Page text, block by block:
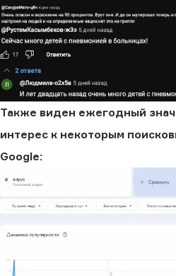
Также виден ежегодный
интерес к некоторым
Google: